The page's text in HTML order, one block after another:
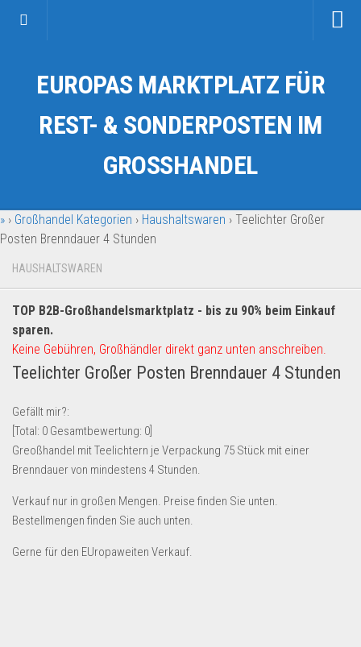
Kategorien
Auto & Motorrad
Fahrzeuge & Transport
Garten & Werkzeug
Geschäft, Büro & Schreibwaren
Geschenkartikel
Handy und Smartphone
Kosmetik & Pflege
Lebensmittel & Getränke
Multimedia & Elektro
Münzen
Sport & Freizeit
EUROPAS MARKTPLATZ FÜR
REST- & SONDERPOSTEN IM
GROSSHANDEL
» › Großhandel Kategorien › Haushaltswaren › Teelichter Großer
Posten Brenndauer 4 Stunden
HAUSHALTSWAREN
TOP B2B-Großhandelsmarktplatz - bis zu 90% beim Einkauf
sparen.
Keine Gebühren, Großhändler direkt ganz unten anschreiben.
Teelichter Großer Posten Brenndauer 4 Stunden
Gefällt mir?:
[Total: 0 Gesamtbewertung: 0
Greoßhandel mit Teelichtern je Verpackung 75 Stück mit einer
Brenndauer von mindestens 4 Stunden.
Verkauf nur in großen Mengen. Preise finden Sie unten.
Bestellmengen finden Sie auch unten.
Gerne für den EUropaweiten Verkauf.